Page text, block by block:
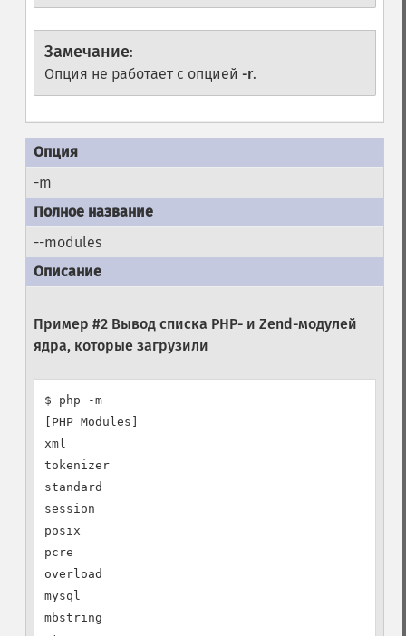
Замечание:
Опция не работает с опцией -r.
-m
--modules
Пример #2 Вывод списка PHP- и Zend-модулей
ядра, которые загрузили
$ php -m
[PHP Modules]
xml
tokenizer
standard
session
posix
pcre
overload
mysql
mbstring